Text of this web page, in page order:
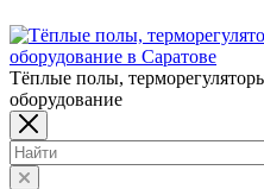
Тёплые полы,
оборудование